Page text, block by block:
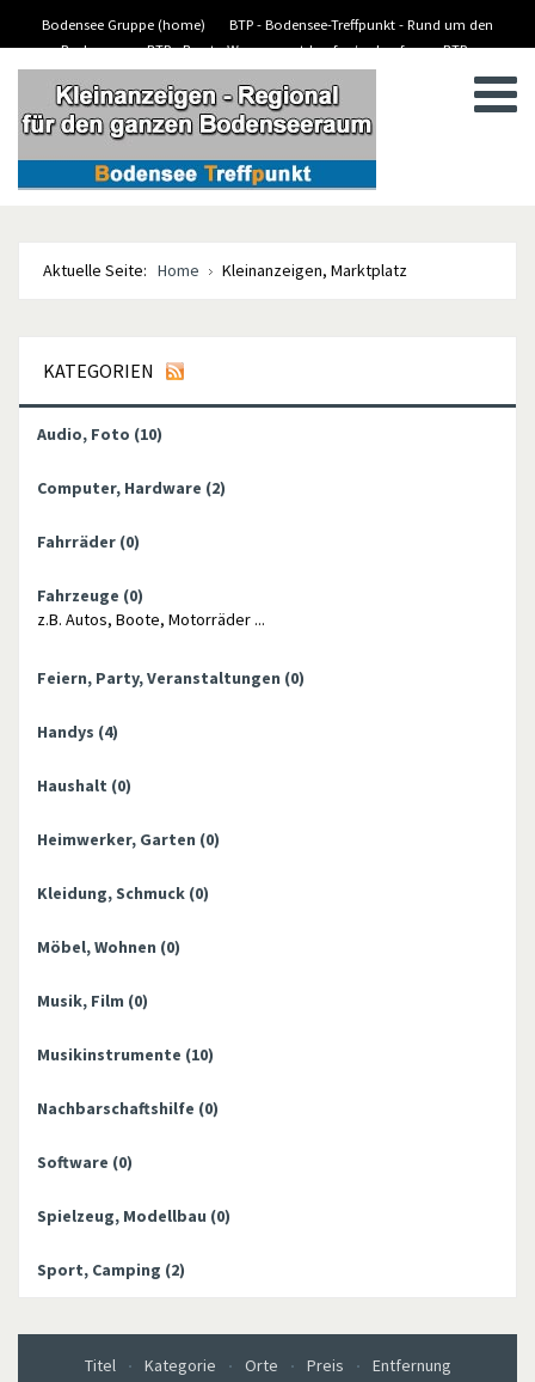
Bodensee Gruppe (home)
BTP - Bodensee-Treffpunkt - Rund um den
Bodensee
BTP - Boote-Wassersport-kaufen/verkaufen
BTP -
BTP - Kleinanzeigen
Aktuelle Seite: Home Kleinanzeigen, Marktplatz
KATEGORIEN
Audio, Foto (10)
Computer, Hardware (2)
Fahrräder (0)
Fahrzeuge (0)
z.B. Autos, Boote, Motorräder ...
Feiern, Party, Veranstaltungen (0)
Handys (4)
Haushalt (0)
Heimwerker, Garten (0)
Kleidung, Schmuck (0)
Möbel, Wohnen (0)
Musik, Film (0)
Musikinstrumente (10)
Nachbarschaftshilfe (0)
Software (0)
Spielzeug, Modellbau (0)
Sport, Camping (2)
Titel Kategorie Orte Preis Entfernung